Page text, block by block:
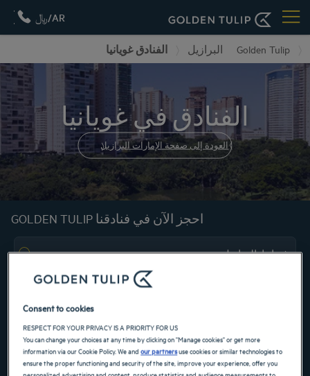
AR/﷼
Golden Tulip البرازيل الفنادق غويانيا
الفنادق في غويانيا
العودة إلى صفحة الإمارات البرازيل
احجز الآن في فنادقنا GOLDEN TULIP
أضِف رمزًا خاصًا
Consent to cookies
RESPECT FOR YOUR PRIVACY IS A PRIORITY FOR US
You can change your choices at any time by clicking on "Manage cookies" or get more
information via our Cookie Policy. We andour partnersuse cookies or similar technologies to
ensure the proper functioning and security of the site, improve your experience, offer you